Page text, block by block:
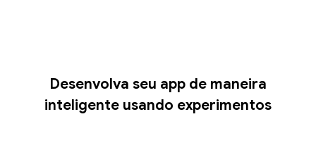
Desenvolva seu app de maneira
inteligente usando experimentos